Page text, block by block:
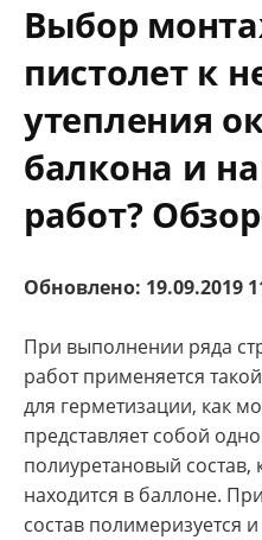
Выбор
пистолет к
утепления
балкона и
работ?
Обновлено: 19.09.2019
При выполнении ряда
работ применяется
для герметизации, как
представляет собой
полиуретановый
находится в баллоне.
состав полимеризуется